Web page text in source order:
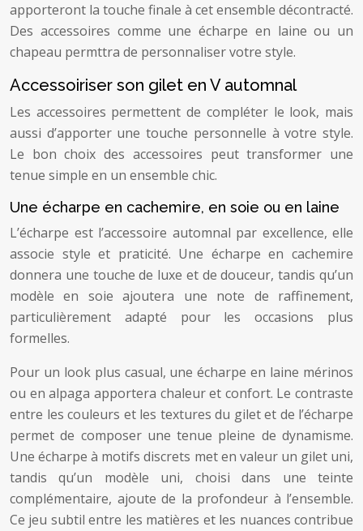
apporteront la touche finale à cet ensemble décontracté.
Des accessoires comme une écharpe en laine ou un
chapeau permttra de personnaliser votre style.
Accessoiriser son gilet en V automnal
Les accessoires permettent de compléter le look, mais
aussi d’apporter une touche personnelle à votre style.
Le bon choix des accessoires peut transformer une
tenue simple en un ensemble chic.
Une écharpe en cachemire, en soie ou en laine
L’écharpe est l’accessoire automnal par excellence, elle
associe style et praticité. Une écharpe en cachemire
donnera une touche de luxe et de douceur, tandis qu’un
modèle en soie ajoutera une note de raffinement,
particulièrement adapté pour les occasions plus
formelles.
Pour un look plus casual, une écharpe en laine mérinos
ou en alpaga apportera chaleur et confort. Le contraste
entre les couleurs et les textures du gilet et de l’écharpe
permet de composer une tenue pleine de dynamisme.
Une écharpe à motifs discrets met en valeur un gilet uni,
tandis qu’un modèle uni, choisi dans une teinte
complémentaire, ajoute de la profondeur à l’ensemble.
Ce jeu subtil entre les matières et les nuances contribue